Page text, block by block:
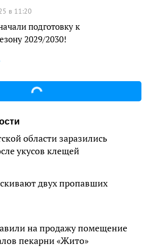
в 11:20
подготовку к
2029/2030!
области заразились
укусов клещей
двух пропавших
на продажу помещение
пекарни «Жито»